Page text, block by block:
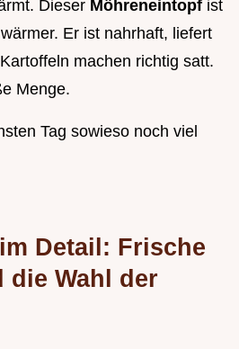
Dieser Möhreneintopf ist
Er ist nahrhaft, liefert
machen richtig satt.
Menge.
Tag sowieso noch viel
Detail: Frische
die Wahl der